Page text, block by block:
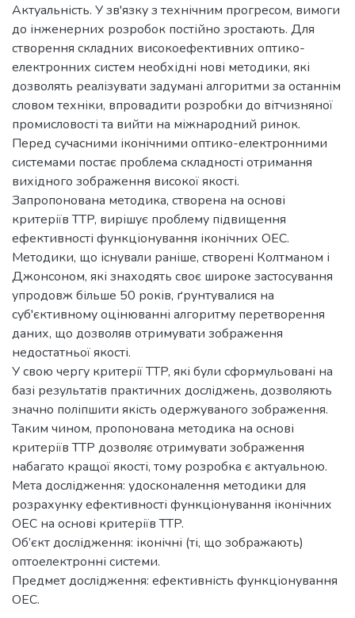
Актуальність. У зв'язку з технічним прогресом, вимоги
до інженерних розробок постійно зростають. Для
створення складних високоефективних оптико-
електронних систем необхідні нові методики, які
дозволять реалізувати задумані алгоритми за останнім
словом техніки, впровадити розробки до вітчизняної
промисловості та вийти на міжнародний ринок.
Перед сучасними іконічними оптико-електронними
системами постає проблема складності отримання
вихідного зображення високої якості.
Запропонована методика, створена на основі
критеріїв TTP, вирішує проблему підвищення
ефективності функціонування іконічних ОЕС.
Методики, що існували раніше, створені Колтманом і
Джонсоном, які знаходять своє широке застосування
упродовж більше 50 років, ґрунтувалися на
суб'єктивному оцінюванні алгоритму перетворення
даних, що дозволяв отримувати зображення
недостатньої якості.
У свою чергу критерії TTP, які були сформульовані на
базі результатів практичних досліджень, дозволяють
значно поліпшити якість одержуваного зображення.
Таким чином, пропонована методика на основі
критеріїв TTP дозволяє отримувати зображення
набагато кращої якості, тому розробка є актуальною.
Мета дослідження: удосконалення методики для
розрахунку ефективності функціонування іконічних
ОЕС на основі критеріїв TTP.
Об’єкт дослідження: іконічні (ті, що зображають)
оптоелектронні системи.
Предмет дослідження: ефективність функціонування
ОЕС.